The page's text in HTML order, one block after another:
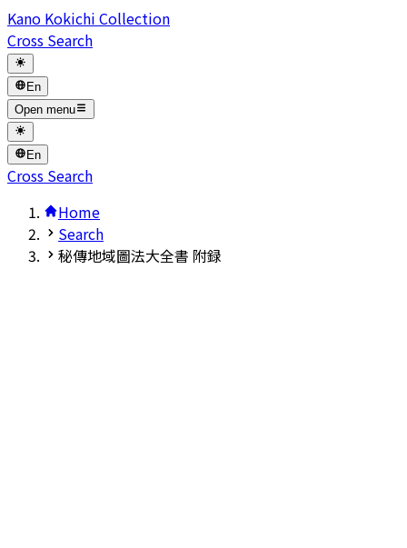
Kano Kokichi Collection
Cross Search
En
Open menu
En
Cross Search
Home
Search
秘傳地域圖法大全書 附録